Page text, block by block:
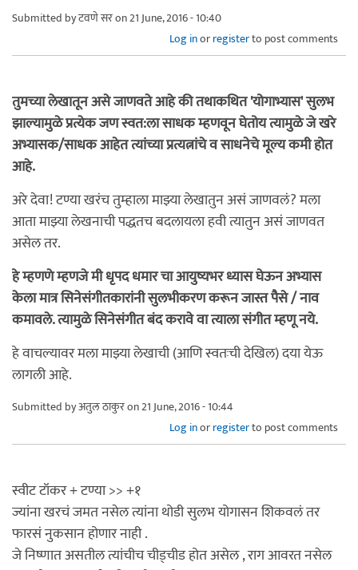
Submitted byटवणे सरon 21 June, 2016 - 10:40
Log inorregisterto post comments
तुमच्या लेखातून असे जाणवते आहे की तथाकथित 'योगाभ्यास' सुलभ
झाल्यामुळे प्रत्येक जण स्वत:ला साधक म्हणवून घेतोय त्यामुळे जे खरे
अभ्यासक/साधक आहेत त्यांच्या प्रत्यत्नांचे व साधनेचे मूल्य कमी होत
आहे.
अरे देवा! टण्या खरंच तुम्हाला माझ्या लेखातुन असं जाणवलं? मला
आता माझ्या लेखनाची पद्धतच बदलायला हवी त्यातुन असं जाणवत
असेल तर.
हे म्हणणे म्हणजे मी धृपद धमार चा आयुष्यभर ध्यास घेऊन अभ्यास
केला मात्र सिनेसंगीतकारांनी सुलभीकरण करून जास्त पैसे / नाव
कमावले. त्यामुळे सिनेसंगीत बंद करावे वा त्याला संगीत म्हणू नये.
हे वाचल्यावर मला माझ्या लेखाची (आणि स्वतःची देखिल) दया येऊ
लागली आहे.
Submitted byअतुल ठाकुरon 21 June, 2016 - 10:44
Log inorregisterto post comments
स्वीट टॉकर + टण्या >> +१
ज्यांना खरचं जमत नसेल त्यांना थोडी सुलभ योगासन शिकवलं तर
फारसं नुकसान होणार नाही .
जे निष्णात असतील त्यांचीच चीड्चीड होत असेल , राग आवरत नसेल